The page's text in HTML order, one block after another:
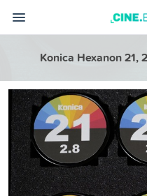
Konica Hexanon 21,